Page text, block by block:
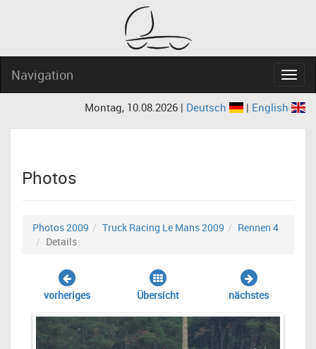
Navigation
Montag, 10.08.2026 | Deutsch | English
Photos
Photos 2009 Truck Racing Le Mans 2009
Rennen 4
Details
vorheriges Übersicht nächstes